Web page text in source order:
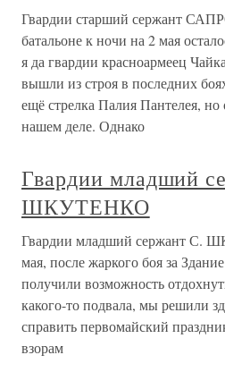
Гвардии старший сержант
батальоне к ночи на 2 мая
я да гвардии красноармеец
вышли из строя в последних
ещё стрелка Палия Пантелея,
нашем деле. Однако
Гвардии младший
ШКУТЕНКО
Гвардии младший сержант С.
мая, после жаркого боя за
получили возможность
какого-то подвала, мы решили
справить первомайский
взорам